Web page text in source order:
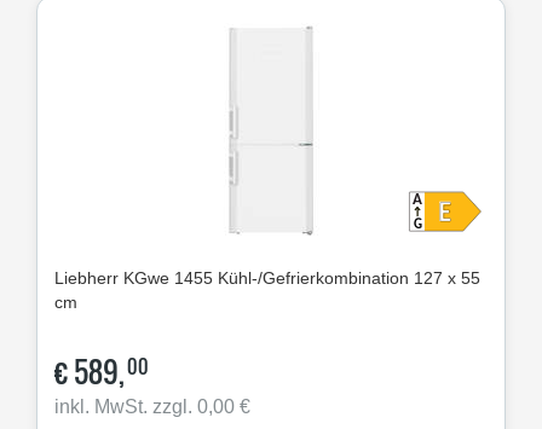
Liebherr KGwe 1455 Kühl-/Gefrierkombination 127 x 55
cm
€589,00
inkl. MwSt. zzgl. 0,00 €